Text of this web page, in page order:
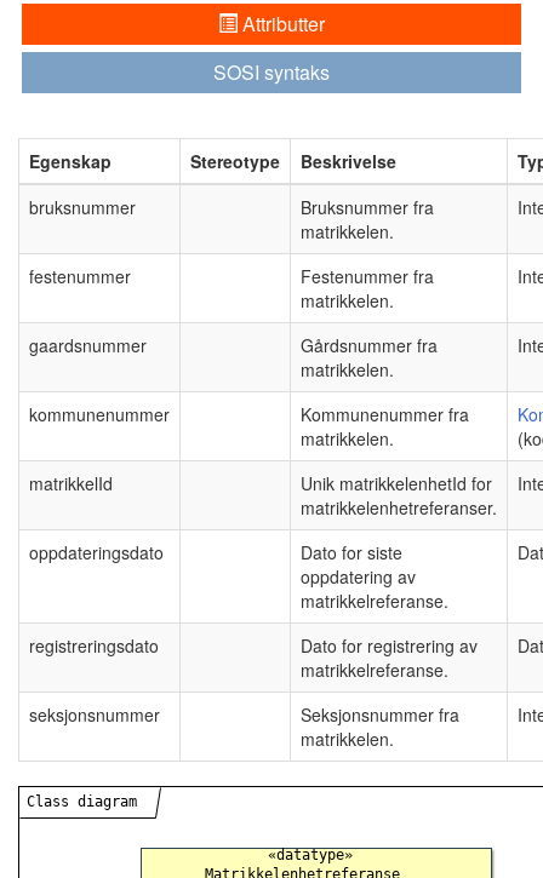
Attributter
SOSI syntaks
Egenskap Stereotype Beskrivelse
bruksnummer
Bruksnummer fra
matrikkelen.
festenummer
Festenummer fra
matrikkelen.
gaardsnummer
Gårdsnummer fra
matrikkelen.
kommunenummer
Kommunenummer fra
matrikkelen.
matrikkelId
Unik matrikkelenhetId for
matrikkelenhetreferanser.
oppdateringsdato
Dato for siste
oppdatering av
matrikkelreferanse.
registreringsdato
Dato for registrering av
matrikkelreferanse.
seksjonsnummer
Seksjonsnummer fra
matrikkelen.